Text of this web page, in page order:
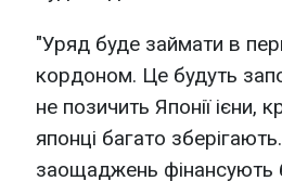
"Уряд буде займати в
кордоном. Це будуть
не позичить Японії ієни,
японці багато
заощаджень фінансують